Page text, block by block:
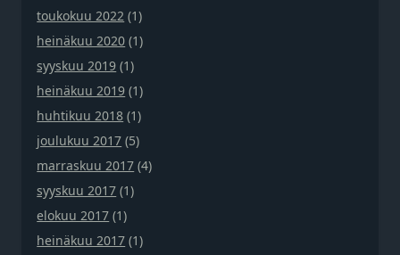
toukokuu 2022 (1)
heinäkuu 2020 (1)
syyskuu 2019 (1)
heinäkuu 2019 (1)
huhtikuu 2018 (1)
joulukuu 2017 (5)
marraskuu 2017 (4)
syyskuu 2017 (1)
elokuu 2017 (1)
heinäkuu 2017 (1)